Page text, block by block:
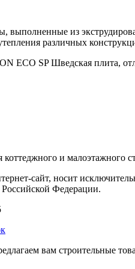
выполненные из
различных
ECO SP Шведская плита,
и
сайт, носит
Федерации.
вам строительные